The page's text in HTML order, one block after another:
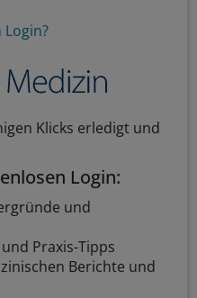
Klicks erledigt und
Login:
und
Praxis-Tipps
Berichte und